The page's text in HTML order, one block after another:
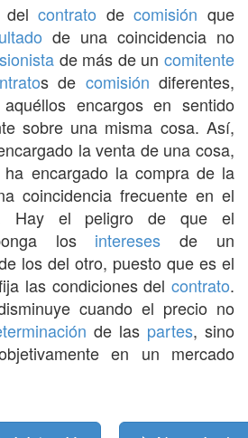
delcontrato decomisión que
de una coincidencia no
de más de uncomitente
s de comisión diferentes,
encargos en sentido
sobre una misma cosa. Así,
la venta de una cosa,
ha encargado la compra de la
coincidencia frecuente en el
Hay el peligro de que el
los intereses de un
los del otro, puesto que es el
las condiciones del contrato.
cuando el precio no
de las partes, sino
en un mercado